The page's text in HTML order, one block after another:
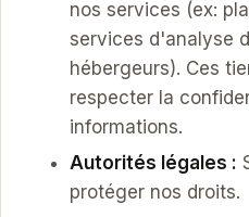
nos services (ex:
services d'analyse
hébergeurs). Ces
respecter la
informations.
Autorités légales :
protéger nos droits.